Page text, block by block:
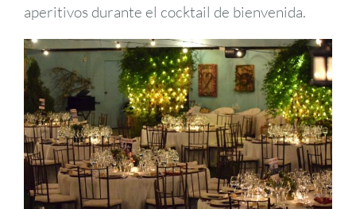
aperitivos durante el cocktail de bienvenida.